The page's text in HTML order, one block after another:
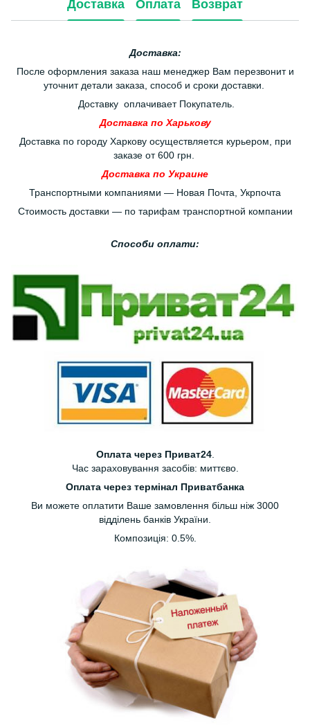
Доставка Оплата Возврат
Доставка:
После оформления заказа наш менеджер Вам перезвонит и
уточнит детали заказа, способ и сроки доставки.
Доставку оплачивает Покупатель.
Доставка по Харькову
Доставка по городу Харкову осуществляется курьером, при
заказе от 600 грн.
Доставка по Украине
Транспортными компаниями — Новая Почта, Укрпочта
Стоимость доставки — по тарифам транспортной компании
Способи оплати:
Оплата через Приват24.
Час зараховування засобів: миттєво.
Оплата через термінал Приватбанка
Ви можете оплатити Ваше замовлення більш ніж 3000
відділень банків України.
Композиція: 0.5%.